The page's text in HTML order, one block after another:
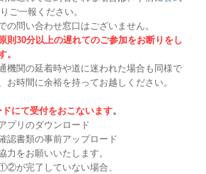
ご一報ください。
の問い合わせ窓口はございません。
則30分以上の遅れてのご参加をお断りをし
。
機関の延着時や道に迷われた場合も同様で
お時間に余裕を持ってお越しください。
ドにて受付をおこないます。
プリのダウンロード
認書類の事前アップロード
力をお願いいたします。
が完了していない場合、